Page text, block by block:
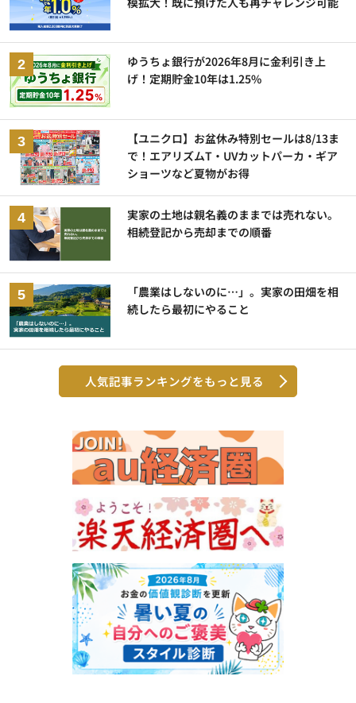
ゆうちょ銀行が2026年8月に金利引き上
げ！定期貯金10年は1.25%
【ユニクロ】お盆休み特別セールは8/13ま
で！エアリズムT・UVカットパーカ・ギア
ショーツなど夏物がお得
実家の土地は親名義のままでは売れない。
相続登記から売却までの順番
「農業はしないのに…」。実家の田畑を相
続したら最初にやること
人気記事ランキングをもっと見る